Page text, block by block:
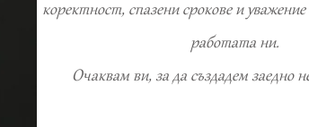
коректност, спазени срокове и
работата ни.
Очаквам ви, за да създадем заедно